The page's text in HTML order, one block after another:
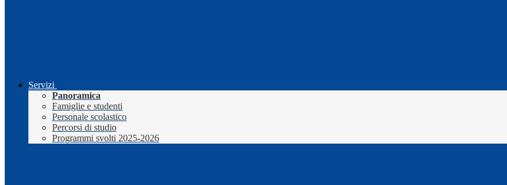
Servizi
Panoramica
Famiglie e studenti
Personale scolastico
Percorsi di studio
Programmi svolti 2025-2026